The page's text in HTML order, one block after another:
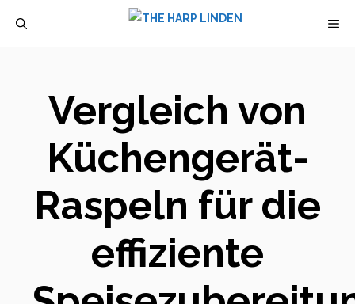
Vergleich von
Küchengerät-
Raspeln für die
effiziente